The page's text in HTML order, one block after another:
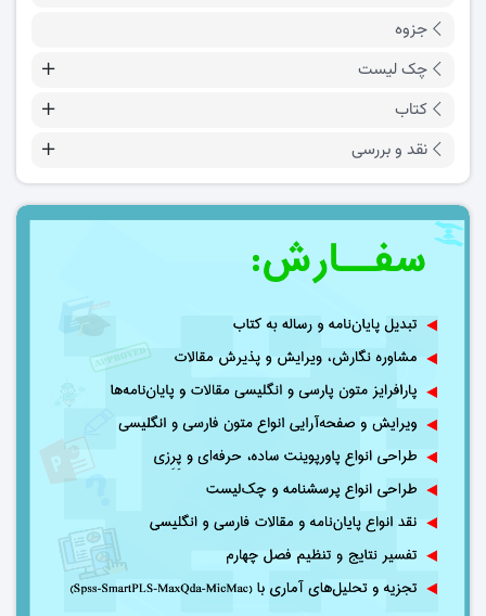
جزوه
چک لیست
کتاب
نقد و بررسی